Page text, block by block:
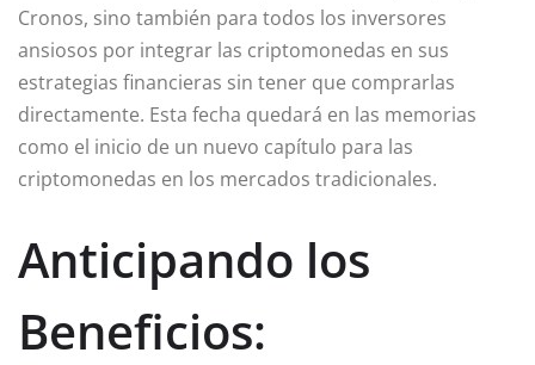
Cronos, sino también para todos los inversores
ansiosos por integrar las criptomonedas en sus
estrategias financieras sin tener que comprarlas
directamente. Esta fecha quedará en las memorias
como el inicio de un nuevo capítulo para las
criptomonedas en los mercados tradicionales.
Anticipando los
Beneficios: